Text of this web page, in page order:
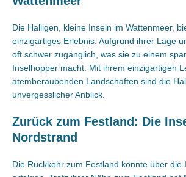
Die Halligen, kleine Inseln im Wattenmeer,
einzigartiges Erlebnis. Aufgrund ihrer Lage
oft schwer zugänglich, was sie zu einem
Inselhopper macht. Mit ihrem einzigartigen
atemberaubenden Landschaften sind die
unvergesslicher Anblick.
Zurück zum Festland: Die
Nordstrand
Die Rückkehr zum Festland könnte über die